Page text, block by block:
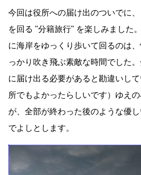
今回は役所への届け出のついでに
を回る
分籍旅行
を楽しみました
に海岸をゆっくり歩いて回るのは
っかり吹き飛ぶ素敵な時間でした
に届け出る必要があると勘違いし
所でもよかったらしいです）ゆえ
が、全部が終わった後のような優
でよしとします。